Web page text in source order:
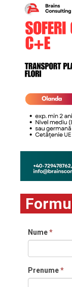
Nume*
Prenume*